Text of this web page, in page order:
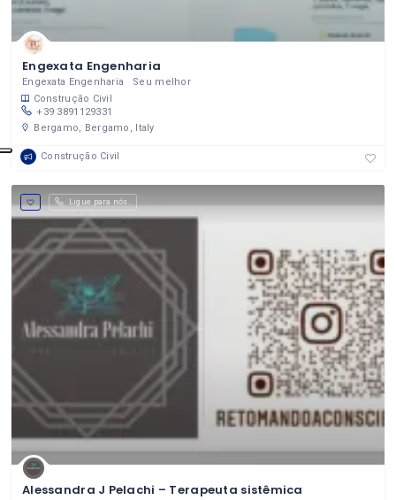
Engexata Engenharia
Engexata Engenharia Seu melhor
Construção Civil
+39 3891129331
Bergamo, Bergamo, Italy
Construção Civil
Ligue para nós.
Alessandra J Pelachi – Terapeuta sistêmica